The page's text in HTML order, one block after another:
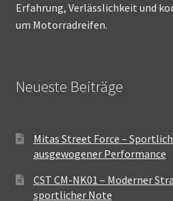
Erfahrung, Verlässlichkeit und
um Motorradreifen.
Neueste Beiträge
Mitas Street Force –
ausgewogener Performance
CST CM-NK01 – Moderner
sportlicher Note